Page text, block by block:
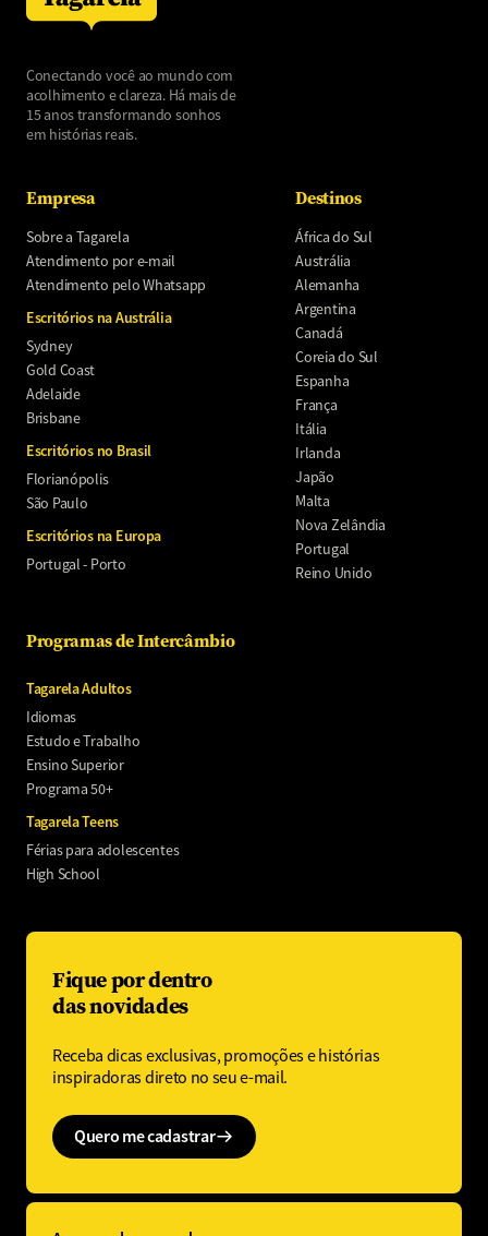
Conectando você ao mundo com
acolhimento e clareza. Há mais de
15 anos transformando sonhos
em histórias reais.
Empresa
Sobre a Tagarela
Atendimento por e-mail
Atendimento pelo Whatsapp
Escritórios na Austrália
Sydney
Gold Coast
Adelaide
Brisbane
Escritórios no Brasil
Florianópolis
São Paulo
Escritórios na Europa
Portugal - Porto
Destinos
África do Sul
Austrália
Alemanha
Argentina
Canadá
Coreia do Sul
Espanha
França
Itália
Irlanda
Japão
Malta
Nova Zelândia
Portugal
Reino Unido
Programas de Intercâmbio
Tagarela Adultos
Idiomas
Estudo e Trabalho
Ensino Superior
Programa 50+
Tagarela Teens
Férias para adolescentes
High School
Fique por dentro
das novidades
Receba dicas exclusivas, promoções e histórias
inspiradoras direto no seu e-mail.
Quero me cadastrar